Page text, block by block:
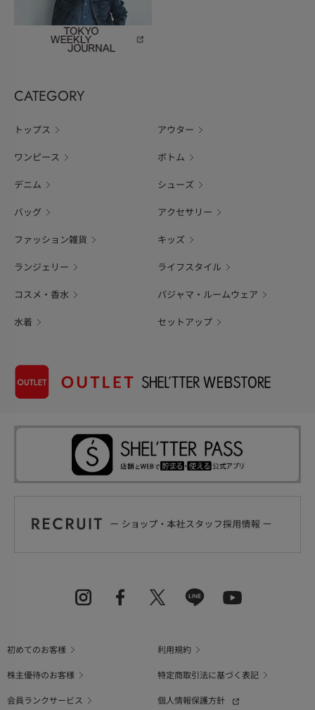
CATEGORY
トップス アウター
ワンピース ボトム
デニム シューズ
バッグ アクセサリー
ファッション雑貨 キッズ
ランジェリー ライフスタイル
コスメ・香水 パジャマ・ルームウェア
水着 セットアップ
初めてのお客様
利用規約
株主優待のお客様
特定商取引法に基づく表記
会員ランクサービス
個人情報保護方針